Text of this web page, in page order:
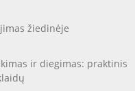
žiedinėje
ir diegimas: praktinis